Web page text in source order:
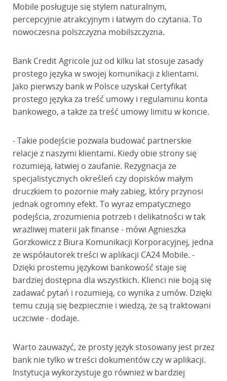
Mobile posługuje się stylem naturalnym,
percepcyjnie atrakcyjnym i łatwym do czytania. To
nowoczesna polszczyzna mobilszczyzna.
Bank Credit Agricole już od kilku lat stosuje zasady
prostego języka w swojej komunikacji z klientami.
Jako pierwszy bank w Polsce uzyskał Certyfikat
prostego języka za treść umowy i regulaminu konta
bankowego, a także za treść umowy limitu w koncie.
- Takie podejście pozwala budować partnerskie
relacje z naszymi klientami. Kiedy obie strony się
rozumieją, łatwiej o zaufanie. Rezygnacja ze
specjalistycznych określeń czy dopisków małym
druczkiem to pozornie mały zabieg, który przynosi
jednak ogromny efekt. To wyraz empatycznego
podejścia, zrozumienia potrzeb i delikatności w tak
wrażliwej materii jak finanse - mówi Agnieszka
Gorzkowicz z Biura Komunikacji Korporacyjnej, jedna
ze współautorek treści w aplikacji CA24 Mobile. -
Dzięki prostemu językowi bankowość staje się
bardziej dostępna dla wszystkich. Klienci nie boją się
zadawać pytań i rozumieją, co wynika z umów. Dzięki
temu czują się bezpiecznie i wiedzą, że są traktowani
uczciwie - dodaje.
Warto zauważyć, że prosty język stosowany jest przez
bank nie tylko w treści dokumentów czy w aplikacji.
Instytucja wykorzystuje go również w bardziej